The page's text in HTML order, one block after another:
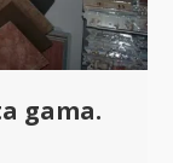
gama.